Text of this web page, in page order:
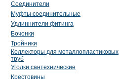
Соединители
Муфты соединительные
Удлиннители фитинга
Бочонки
Тройники
Коллекторы для металлопластиковых
труб
Уголки сантехнические
Крестовины